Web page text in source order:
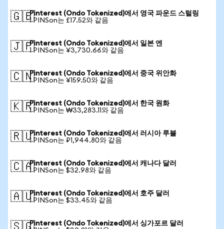
🇬🇧Pinterest (Ondo Tokenized)에서 영국 파운드 스털링
1 PINSon는 £17.52와 같음
🇯🇵Pinterest (Ondo Tokenized)에서 일본 엔
1 PINSon는 ¥3,730.66와 같음
🇨🇳Pinterest (Ondo Tokenized)에서 중국 위안화
1 PINSon는 ¥159.50와 같음
🇰🇷Pinterest (Ondo Tokenized)에서 한국 원화
1 PINSon는 ₩33,283.11와 같음
🇷🇺Pinterest (Ondo Tokenized)에서 러시아 루블
1 PINSon는 ₽1,944.80와 같음
🇨🇦Pinterest (Ondo Tokenized)에서 캐나다 달러
1 PINSon는 $32.98와 같음
🇦🇺Pinterest (Ondo Tokenized)에서 호주 달러
1 PINSon는 $33.45와 같음
Pinterest (Ondo Tokenized)에서 싱가포르 달러